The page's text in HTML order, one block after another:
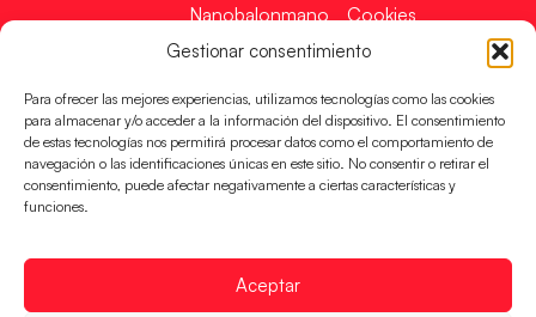
Gestionar consentimiento
Para ofrecer las mejores experiencias, utilizamos tecnologías como las cookies
para almacenar y/o acceder a la información del dispositivo. El consentimiento
de estas tecnologías nos permitirá procesar datos como el comportamiento de
navegación o las identificaciones únicas en este sitio. No consentir o retirar el
consentimiento, puede afectar negativamente a ciertas características y
funciones.
Aceptar
Nanobalonmano
Tienda
Cookies
Mapa Web
Incidencias
CONTACTO
EN
FINANCIADO